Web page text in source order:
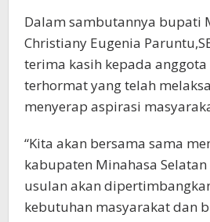
Dalam sambutannya bupati
Christiany Eugenia
terima kasih kepada
terhormat yang telah
menyerap aspirasi
“Kita akan bersama sama
kabupaten Minahasa
usulan akan
kebutuhan masyarakat dan